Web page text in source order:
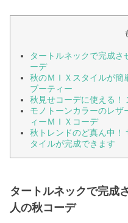
タートルネックで完成さ
ーデ
秋のＭＩＸスタイルが簡
ブーティー
秋見せコーデに使える！
モノトーンカラーのレザ
ィーＭＩＸコーデ
秋トレンドのど真ん中！
タイルが完成できます
タートルネックで完成
人の秋コーデ